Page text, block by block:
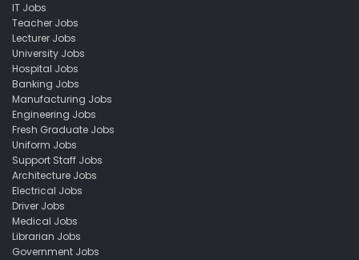
IT Jobs
Teacher Jobs
Lecturer Jobs
University Jobs
Hospital Jobs
Banking Jobs
Manufacturing Jobs
Engineering Jobs
Fresh Graduate Jobs
Uniform Jobs
Support Staff Jobs
Architecture Jobs
Electrical Jobs
Driver Jobs
Medical Jobs
Librarian Jobs
Government Jobs